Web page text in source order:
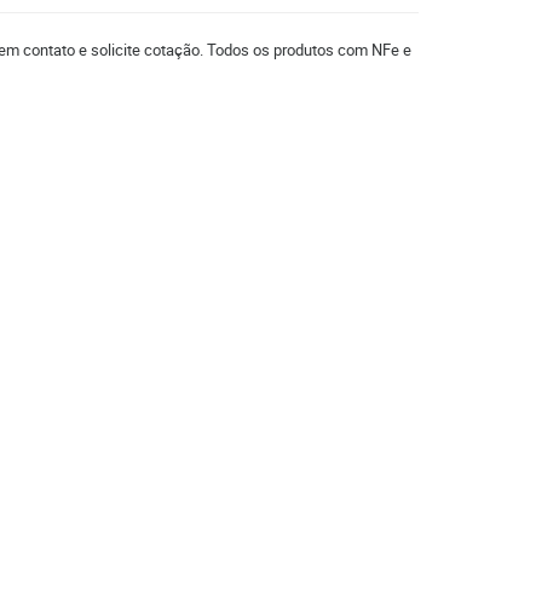
contato e solicite cotação. Todos os produtos com NFe e